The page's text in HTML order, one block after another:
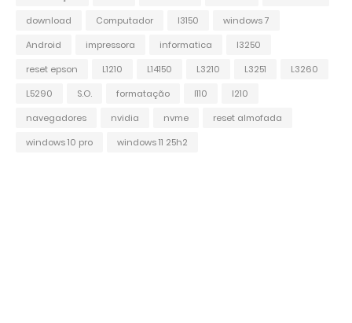
download
Computador l3150
windows 7
Android
impressora informatica
l3250
reset epson
L1210 L14150 L3210 L3251
L3260
L5290
S.O. formatação l110
l210
navegadores
nvidia nvme
reset almofada
windows 10 pro
windows 11 25h2